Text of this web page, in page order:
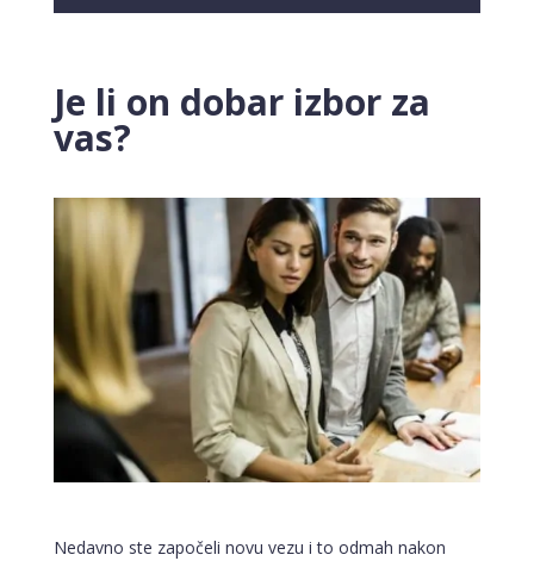
Je li on dobar izbor za
vas?
Nedavno ste započeli novu vezu i to odmah nakon